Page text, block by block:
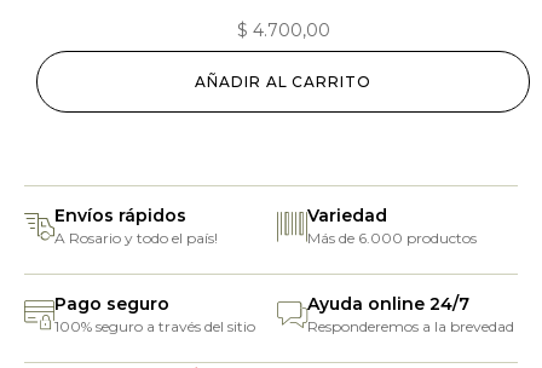
$ 4.700,00
AÑADIR AL CARRITO
Envíos rápidos
A Rosario y todo el país!
Variedad
Más de 6.000 productos
Pago seguro
100% seguro a través del sitio
Ayuda online 24/7
Responderemos a la brevedad